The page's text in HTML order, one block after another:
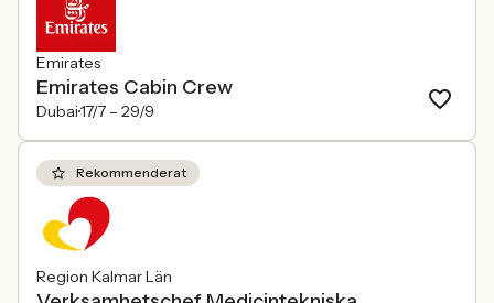
Emirates
Emirates Cabin Crew
Dubai17/7 – 29/9
Rekommenderat
Region Kalmar Län